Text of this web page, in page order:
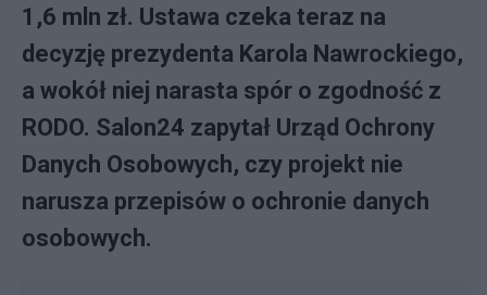
1,6 mln zł. Ustawa czeka teraz na
decyzję prezydenta Karola Nawrockiego,
a wokół niej narasta spór o zgodność z
RODO. Salon24 zapytał Urząd Ochrony
Danych Osobowych, czy projekt nie
narusza przepisów o ochronie danych
osobowych.